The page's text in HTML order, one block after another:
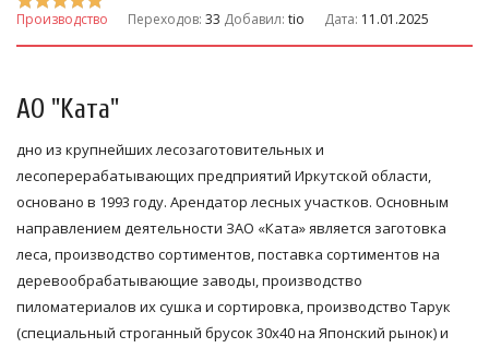
Производство Переходов: 33 Добавил: tio Дата: 11.01.2025
АО "Kата"
дно из крупнейших лесозаготовительных и
лесоперерабатывающих предприятий Иркутской области,
основано в 1993 году. Арендатор лесных участков. Основным
направлением деятельности ЗАО «Ката» является заготовка
леса, производство сортиментов, поставка сортиментов на
деревообрабатывающие заводы, производство
пиломатериалов их сушка и сортировка, производство Тарук
(специальный строганный брусок 30х40 на Японский рынок) и